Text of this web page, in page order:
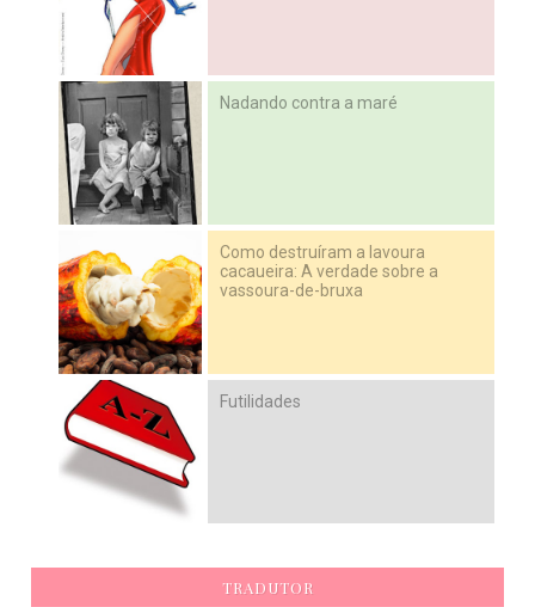
Nadando contra a maré
Como destruíram a lavoura
cacaueira: A verdade sobre a
vassoura-de-bruxa
Futilidades
TRADUTOR